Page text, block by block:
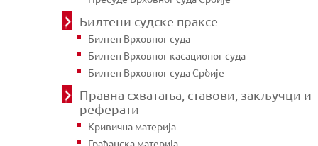
Билтени судске праксе
Билтен Врховног суда
Билтен Врховног касационог суда
Билтен Врховног суда Србије
Правна схватања, ставови, закључци и
реферати
Кривична материја
Грађанска материја